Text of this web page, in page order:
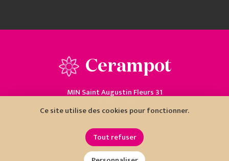
Cerampot
MIN Saint Augustin Fleurs 31
04 93 18 80 10
Ce site utilise des cookies pour fonctionner.
Tout refuser